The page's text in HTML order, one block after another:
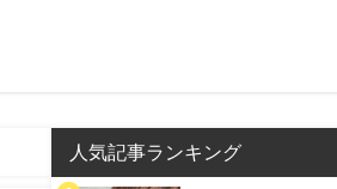
人気記事ランキング